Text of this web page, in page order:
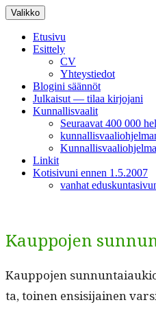
Siirry
sisältöön
Valikko
Etusivu
Esittely
CV
Yhteystiedot
Blogini säännöt
Julkaisut — tilaa kirjojani
Kunnallisvaalit
Seuraavat 400 000
Linkit
Kotisivuni ennen 1.5.2007
vanhat
Kauppojen
Kaup­po­jen
ta, toinen ensisi­jainen